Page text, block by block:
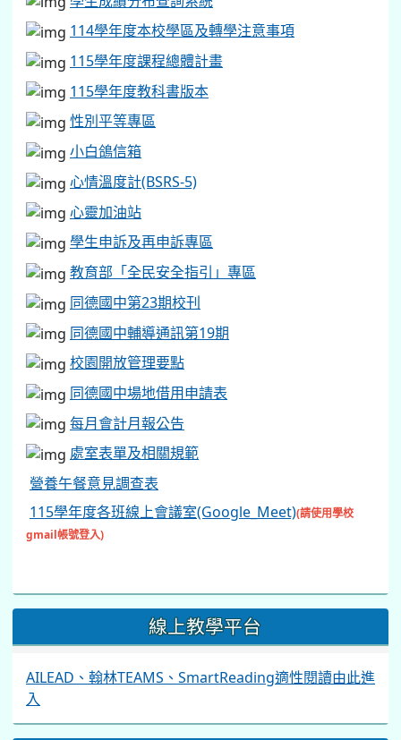
114學年度本校學區及轉學注意事項
115學年度課程總體計畫
115學年度教科書版本
性別平等專區
小白鴿信箱
心情溫度計(BSRS-5)
心靈加油站
學生申訴及再申訴專區
教育部「全民安全指引」專區
同德國中第23期校刊
同德國中輔導通訊第19期
校園開放管理要點
同德國中場地借用申請表
每月會計月報公告
處室表單及相關規範
營養午餐意見調查表
115學年度各班線上會議室(Google_Meet)(請使用學校
gmail帳號登入)
線上教學平台
AILEAD、翰林TEAMS、SmartReading適性閱讀由此進
入